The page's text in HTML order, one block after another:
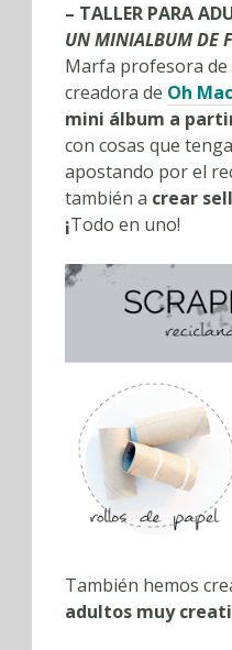
– TALLER PARA
UN MINIALBUM DE
Marfa profesora de
creadora de Oh
mini álbum a
con cosas que
apostando por el
también a crear
¡Todo en uno!
También hemos
adultos muy